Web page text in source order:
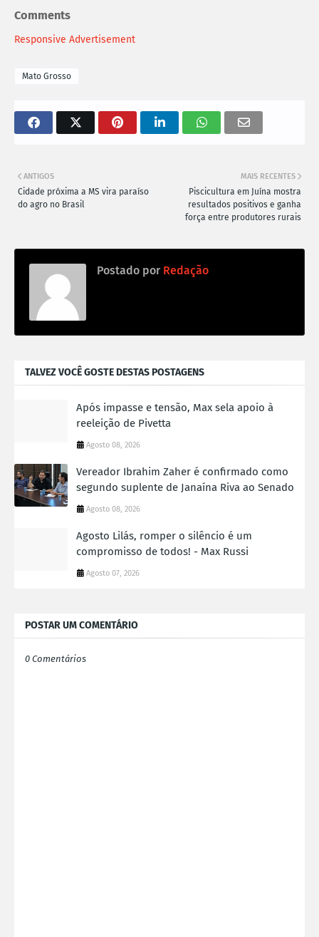
Comments
Responsive Advertisement
Mato Grosso
MAIS RECENTES
Piscicultura em Juína mostra
resultados positivos e ganha
força entre produtores rurais
ANTIGOS
Cidade próxima a MS vira paraíso
do agro no Brasil
Postado por Redação
TALVEZ VOCÊ GOSTE DESTAS POSTAGENS
Após impasse e tensão, Max sela apoio à
reeleição de Pivetta
Agosto 08, 2026
Vereador Ibrahim Zaher é confirmado como
segundo suplente de Janaína Riva ao Senado
Agosto 08, 2026
Agosto Lilás, romper o silêncio é um
compromisso de todos! - Max Russi
Agosto 07, 2026
POSTAR UM COMENTÁRIO
0 Comentários